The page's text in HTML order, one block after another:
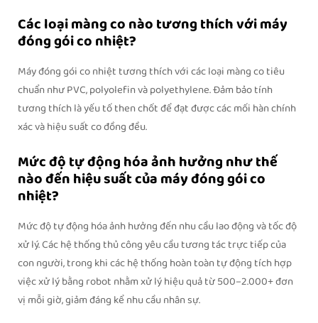
Các loại màng co nào tương thích với máy
đóng gói co nhiệt?
Máy đóng gói co nhiệt tương thích với các loại màng co tiêu
chuẩn như PVC, polyolefin và polyethylene. Đảm bảo tính
tương thích là yếu tố then chốt để đạt được các mối hàn chính
xác và hiệu suất co đồng đều.
Mức độ tự động hóa ảnh hưởng như thế
nào đến hiệu suất của máy đóng gói co
nhiệt?
Mức độ tự động hóa ảnh hưởng đến nhu cầu lao động và tốc độ
xử lý. Các hệ thống thủ công yêu cầu tương tác trực tiếp của
con người, trong khi các hệ thống hoàn toàn tự động tích hợp
việc xử lý bằng robot nhằm xử lý hiệu quả từ 500–2.000+ đơn
vị mỗi giờ, giảm đáng kể nhu cầu nhân sự.